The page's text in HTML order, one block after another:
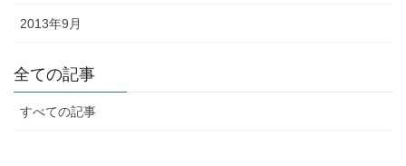
2013年9月
全ての記事
すべての記事
戚や知人らをもてなすことを指します。
◆天人堂とは？・・・・・戦前金沢では12月25日から正月15日まで
天神堂（お嫁さんの実家から男の初孫さんに賜る）を飾る家があり
ました。加賀藩主前田家の先祖は菅原道真といわれ、道真が前田の